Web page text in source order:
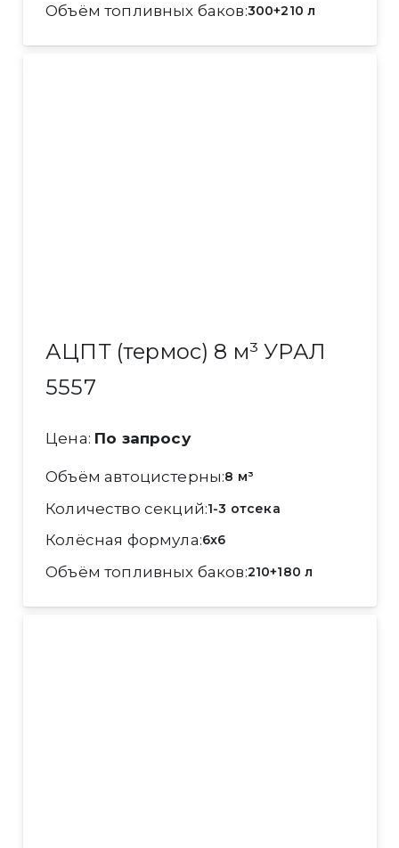
Объём топливных баков 300+210 л
АЦПТ (термос) 8 м³ УРАЛ
5557
Цена: По запросу
Объём автоцистерны 8 м³
Количество секций 1-3 отсека
Колёсная формула 6x6
Объём топливных баков 210+180 л